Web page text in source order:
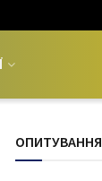
ОПИТУВАННЯ